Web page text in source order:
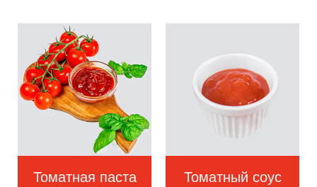
Томатная паста Томатный соус